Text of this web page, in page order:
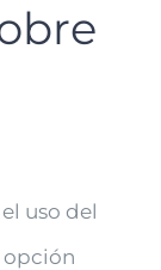
uso del